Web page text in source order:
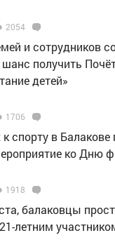
2054
и сотрудников
получить
детей»
1706
спорту в
ко Дню
1918
балаковцы
летним